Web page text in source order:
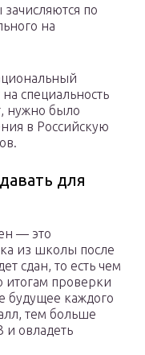
по
на
специальность
нужно было
в Российскую
для
— это
из школы после
сдан, то есть чем
итогам проверки
будущее каждого
тем больше
и овладеть